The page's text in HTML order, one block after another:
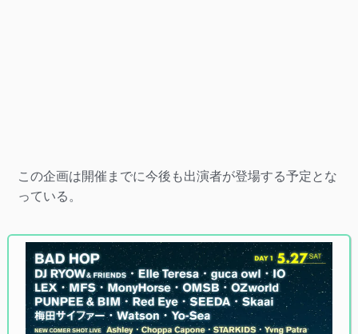
この企画は開催までに今後も出演者が登場する予定とな
っている。